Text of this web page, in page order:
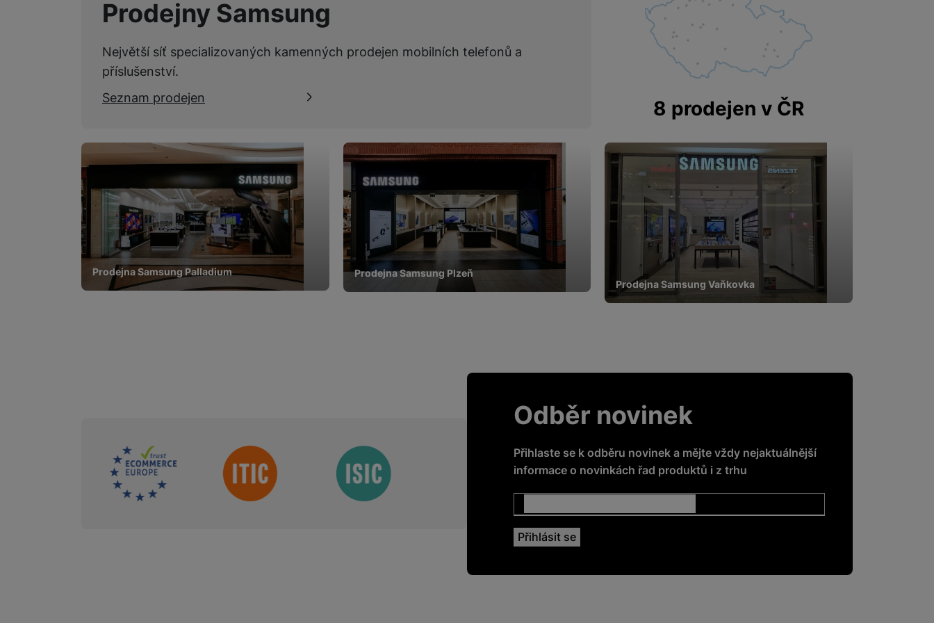
Prodejny Samsung
Největší síť specializovaných kamenných prodejen mobilních telefonů a
příslušenství.
Seznam prodejen
8 prodejen v ČR
Prodejna Samsung Palladium
Prodejna Samsung Plzeň
Prodejna Samsung Vaňkovka
Sdružení
Odběr novinek
Přihlaste se k odběru novinek a mějte vždy nejaktuálnější
informace o novinkách řad produktů i z trhu